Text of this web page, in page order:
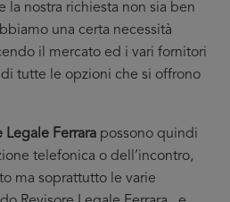
la nostra richiesta non sia ben
una certa necessità
il mercato ed i vari fornitori
tutte le opzioni che si offrono
Legale Ferrara possono quindi
telefonica o dell’incontro,
ma soprattutto le varie